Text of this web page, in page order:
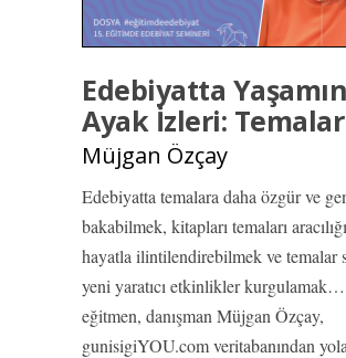
Edebiyatta Yaşamın
Ayak İzleri: Temalar
Müjgan Özçay
Edebiyatta temalara daha özgür ve
bakabilmek, kitapları temaları
hayatla ilintilendirebilmek ve temalar
yeni yaratıcı etkinlikler kurgulamak…
eğitmen, danışman Müjgan Özçay,
gunisigiYOU.com veritabanından